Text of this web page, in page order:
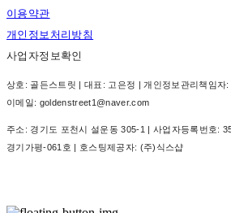
이용약관
개인정보처리방침
사업자정보확인
상호: 골든스트릿 | 대표: 고은정 | 개인정보관리책임자
이메일: goldenstreet1@naver.com
주소: 경기도 포천시 설운동 305-1 | 사업자등록번호:
경기가평-061호 | 호스팅제공자: (주)식스샵